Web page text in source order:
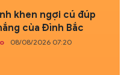
khen ngợi cú đúp
của Đình Bắc
08/08/2026 07:20